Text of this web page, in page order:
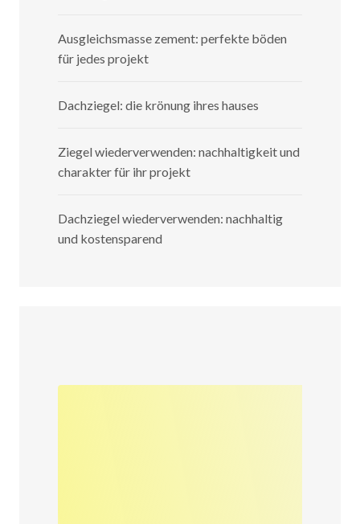
Ausgleichsmasse zement: perfekte böden
für jedes projekt
Dachziegel: die krönung ihres hauses
Ziegel wiederverwenden: nachhaltigkeit und
charakter für ihr projekt
Dachziegel wiederverwenden: nachhaltig
und kostensparend